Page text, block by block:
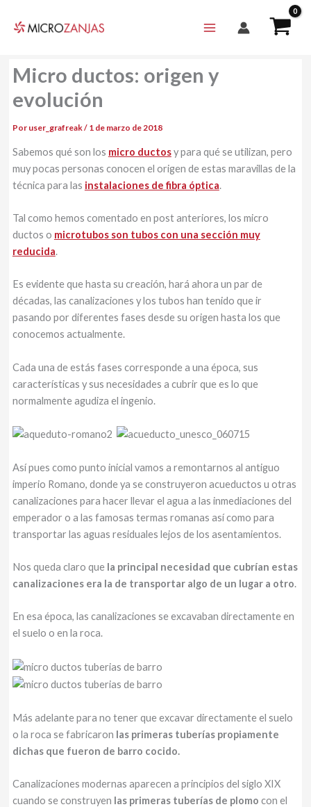
Micro ductos: origen y
evolución
Por user_grafreak/ 1 de marzo de 2018
Sabemos qué son los micro ductosy para qué se utilizan, pero
muy pocas personas conocen el origen de estas maravillas de la
técnica para las instalaciones de fibra óptica.
Tal como hemos comentado en post anteriores, los micro
ductos o microtubos son tubos con una sección muy
reducida.
Es evidente que hasta su creación, hará ahora un par de
décadas, las canalizaciones y los tubos han tenido que ir
pasando por diferentes fases desde su origen hasta los que
conocemos actualmente.
Cada una de estás fases corresponde a una época, sus
características y sus necesidades a cubrir que es lo que
normalmente agudiza el ingenio.
Así pues como punto inicial vamos a remontarnos al antiguo
imperio Romano, donde ya se construyeron acueductos u otras
canalizaciones para hacer llevar el agua a las inmediaciones del
emperador o a las famosas termas romanas así como para
transportar las aguas residuales lejos de los asentamientos.
Nos queda claro que la principal necesidad que cubrían estas
canalizaciones era la de transportar algo de un lugar a otro.
En esa época, las canalizaciones se excavaban directamente en
el suelo o en la roca.
Más adelante para no tener que excavar directamente el suelo
o la roca se fabricaron las primeras tuberías propiamente
dichas que fueron de barro cocido.
Canalizaciones modernas aparecen a principios del siglo XIX
cuando se construyen las primeras tuberías de plomo con el